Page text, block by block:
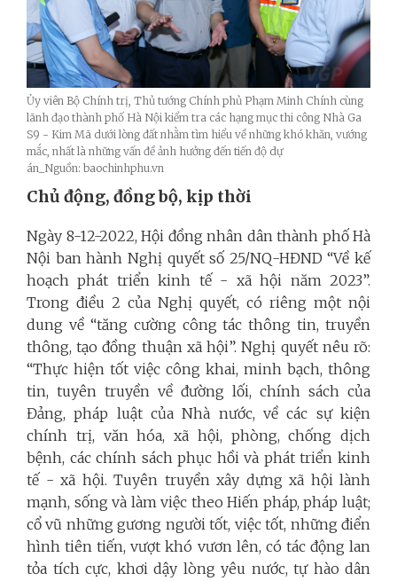
Ủy viên Bộ Chính trị, Thủ tướng Chính phủ Phạm Minh Chính cùng
lãnh đạo thành phố Hà Nội kiểm tra các hạng mục thi công Nhà Ga
S9 - Kim Mã dưới lòng đất nhằm tìm hiểu về những khó khăn, vướng
mắc, nhất là những vấn đề ảnh hưởng đến tiến độ dự
án_Nguồn: baochinhphu.vn
Chủ động, đồng bộ, kịp thời
Ngày 8-12-2022, Hội đồng nhân dân thành phố Hà
Nội ban hành Nghị quyết số 25/NQ-HĐND “Về kế
hoạch phát triển kinh tế - xã hội năm 2023”.
Trong điều 2 của Nghị quyết, có riêng một nội
dung về “tăng cường công tác thông tin, truyền
thông, tạo đồng thuận xã hội”. Nghị quyết nêu rõ:
“Thực hiện tốt việc công khai, minh bạch, thông
tin, tuyên truyền về đường lối, chính sách của
Đảng, pháp luật của Nhà nước, về các sự kiện
chính trị, văn hóa, xã hội, phòng, chống dịch
bệnh, các chính sách phục hồi và phát triển kinh
tế - xã hội. Tuyên truyền xây dựng xã hội lành
mạnh, sống và làm việc theo Hiến pháp, pháp luật;
cổ vũ những gương người tốt, việc tốt, những điển
hình tiên tiến, vượt khó vươn lên, có tác động lan
tỏa tích cực, khơi dậy lòng yêu nước, tự hào dân